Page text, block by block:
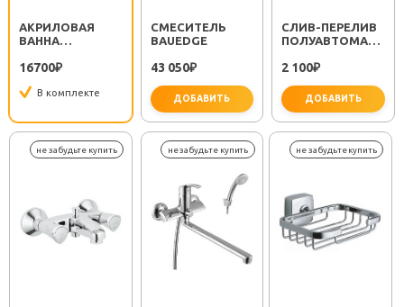
АКРИЛОВАЯ
ВАННА
ЛИРА STANDART
16700₽
В комплекте
СМЕСИТЕЛЬ
BAUEDGE
43 050₽
ДОБАВИТЬ
важно
CЛИВ-ПЕРЕЛИВ
ПОЛУАВТОМАТ
2 100₽
ДОБАВИТЬ